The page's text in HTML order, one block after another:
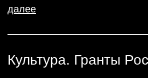
далее
Культура. Гранты